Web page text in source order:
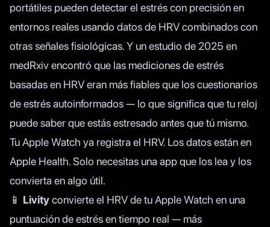
portátiles pueden detectar el estrés con precisión en
entornos reales usando datos de HRV combinados con
otras señales fisiológicas. Y unestudio de 2025 en
medRxivencontró que las mediciones de estrés
basadas en HRV eran más fiables que los cuestionarios
de estrés autoinformados — lo que significa que tu reloj
puede saber que estás estresado antes que tú mismo.
Tu Apple Watch ya registra el HRV. Los datos están en
Apple Health. Solo necesitas una app que los lea y los
convierta en algo útil.
📱 Livityconvierte el HRV de tu Apple Watch en una
puntuación de estrés en tiempo real — más